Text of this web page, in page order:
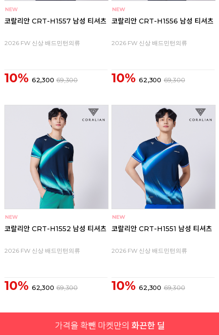
코랄리안 CRT-H1557 남성 티셔츠
2026 FW 신상 배드민턴의류
10% 62,300 69,300
코랄리안 CRT-H1556 남성 티셔츠
2026 FW 신상 배드민턴의류
10% 62,300 69,300
코랄리안 CRT-H1552 남성 티셔츠
2026 FW 신상 배드민턴의류
10% 62,300 69,300
코랄리안 CRT-H1551 남성 티셔츠
2026 FW 신상 배드민턴의류
10% 62,300 69,300